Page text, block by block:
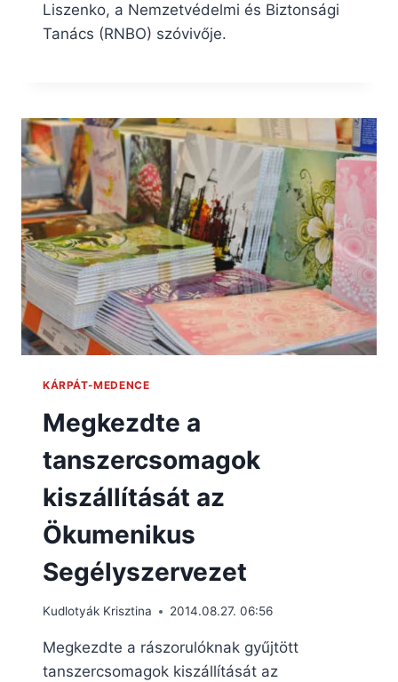
Liszenko, a Nemzetvédelmi és Biztonsági
Tanács (RNBO) szóvivője.
KÁRPÁT-MEDENCE
Megkezdte a
tanszercsomagok
kiszállítását az
Ökumenikus
Segélyszervezet
Kudlotyák Krisztina 2014.08.27. 06:56
Megkezdte a rászorulóknak gyűjtött
tanszercsomagok kiszállítását az